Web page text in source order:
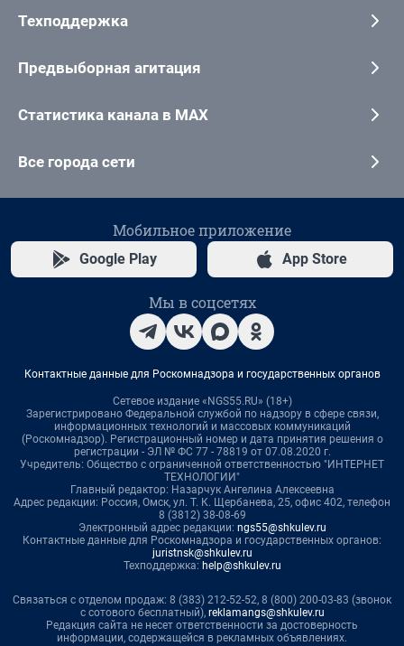
Техподдержка
Предвыборная агитация
Статистика канала в MAX
Все города сети
Мобильное приложение
Google Play App Store
Мы в соцсетях
Контактные данные для Роскомнадзора и государственных органов
Сетевое издание «NGS55.RU» (18+)
Зарегистрировано Федеральной службой по надзору в сфере связи,
информационных технологий и массовых коммуникаций
(Роскомнадзор). Регистрационный номер и дата принятия решения о
регистрации - ЭЛ № ФС 77 - 78819 от 07.08.2020 г.
Учредитель: Общество с ограниченной ответственностью "ИНТЕРНЕТ
ТЕХНОЛОГИИ"
Главный редактор: Назарчук Ангелина Алексеевна
Адрес редакции: Россия, Омск, ул. Т. К. Щербанева, 25, офис 402, телефон
8 (3812) 38-08-69
Электронный адрес редакции: ngs55@shkulev.ru
Контактные данные для Роскомнадзора и государственных органов:
juristnsk@shkulev.ru
Техподдержка: help@shkulev.ru
Связаться с отделом продаж: 8 (383) 212-52-52, 8 (800) 200-03-83 (звонок
с сотового бесплатный), reklamangs@shkulev.ru
Редакция сайта не несет ответственности за достоверность
информации, содержащейся в рекламных объявлениях.